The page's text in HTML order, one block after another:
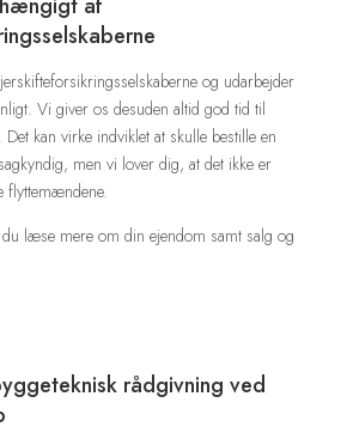
af
og udarbejder
Vi giver os desuden altid god tid til
kan virke indviklet at skulle bestille en
men vi lover dig, at det ikke er
flyttemændene.​
du læse mere om din ejendom samt salg og
rådgivning ved